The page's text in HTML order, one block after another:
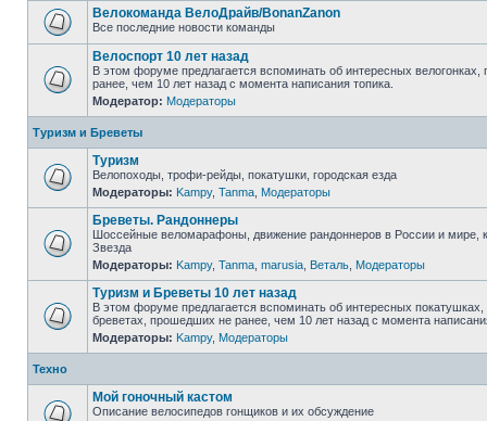
Велокоманда ВелоДрайв/BonanZanon
Все последние новости команды
Велоспорт 10 лет назад
В этом форуме предлагается вспоминать об интересных
ранее, чем 10 лет назад с момента написания топика.
Модератор: Модераторы
Туризм и Бреветы
Туризм
Велопоходы, трофи-рейды, покатушки, городская езда
Модераторы: Kampy, Tanma Модераторы
Бреветы. Рандоннеры
Шоссейные веломарафоны, движение рандоннеров в России и мире,
Звезда
Модераторы: Kampy, Tanma marusia Веталь Модераторы
Туризм и Бреветы 10 лет назад
В этом форуме предлагается вспоминать об интересных покатушках,
бреветах, прошедших не ранее, чем 10 лет назад с момента
Модераторы: Kampy, Модераторы
Техно
Мой гоночный кастом
Описание велосипедов гонщиков и их обсуждение